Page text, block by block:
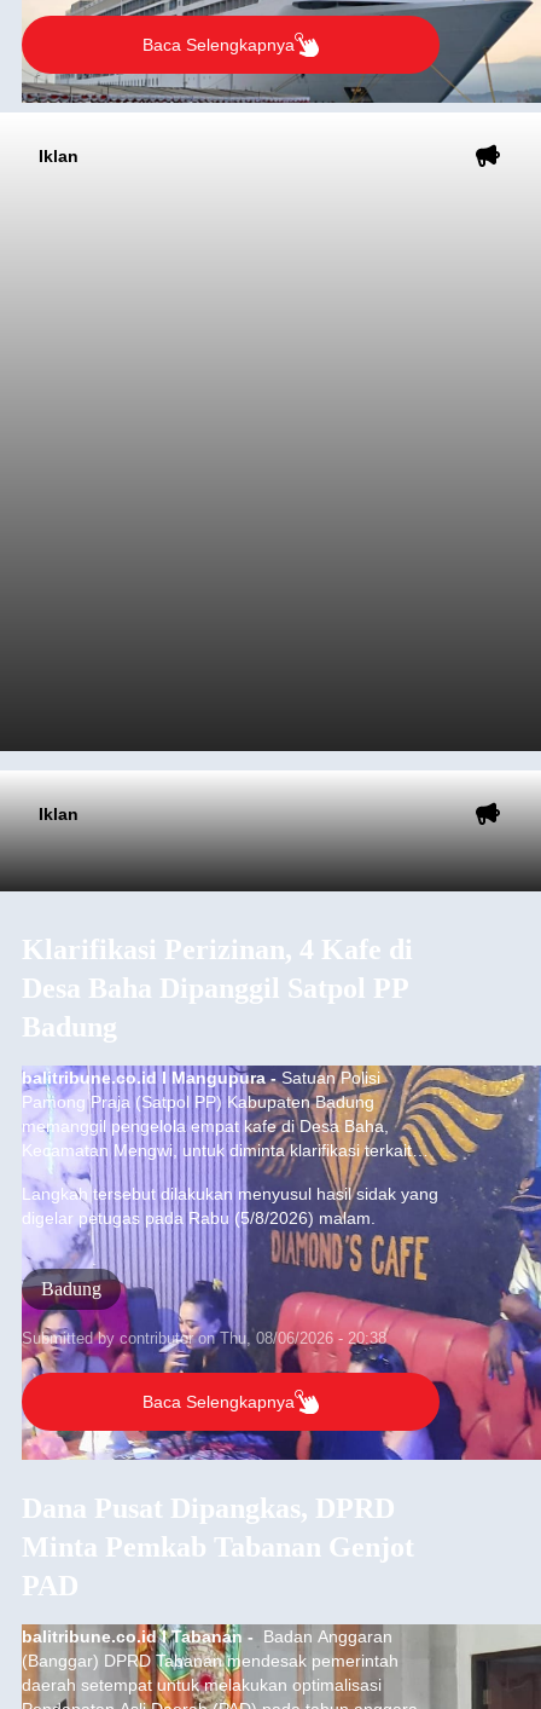
Baca Selengkapnya
Iklan
Iklan
Klarifikasi Perizinan, 4 Kafe di
Desa Baha Dipanggil Satpol PP
Badung
balitribune.co.id I Mangupura -Satuan Polisi
Pamong Praja (Satpol PP) Kabupaten Badung
memanggil pengelola empat kafe di Desa Baha,
Kecamatan Mengwi, untuk diminta klarifikasi terkait
kelengkapan perizinan usaha pada Kamis (6/8/2026).
Langkah tersebut dilakukan menyusul hasil sidak yang
digelar petugas pada Rabu (5/8/2026) malam.
Badung
Submitted by contributoronThu, 08/06/2026 - 20:38
Baca Selengkapnya
Dana Pusat Dipangkas, DPRD
Minta Pemkab Tabanan Genjot
PAD
balitribune.co.id I Tabanan - Badan Anggaran
(Banggar) DPRD Tabanan mendesak pemerintah
daerah setempat untuk melakukan optimalisasi